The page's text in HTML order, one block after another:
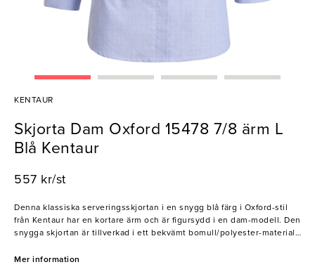
KENTAUR
Skjorta Dam Oxford 15478 7/8 ärm L
Blå Kentaur
557 kr/st
Denna klassiska serveringsskjortan i en snygg blå färg i Oxford-stil
från Kentaur har en kortare ärm och är figursydd i en dam-modell. Den
snygga skjortan är tillverkad i ett bekvämt bomull/polyester-material
utrustad med ett gäng smarta och funktionella lösningar såsom
Mer information